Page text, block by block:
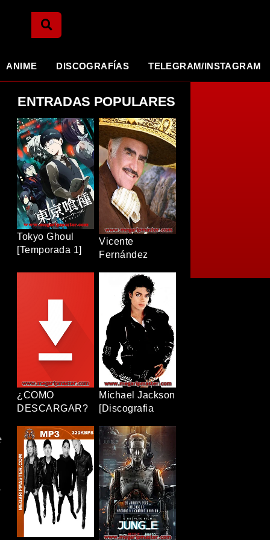
ANIME DISCOGRAFÍAS TELEGRAM/INSTAGRAM
ENTRADAS POPULARES
Tokyo Ghoul
[Temporada 1]
Japonés]
Vicente
Fernández
Completa]
[320Kbps] [MP3]
[TERABOX]
¿COMO
DESCARGAR?
Michael Jackson
[Discografia
[320Kbps] [MP3]
[TERABOX]